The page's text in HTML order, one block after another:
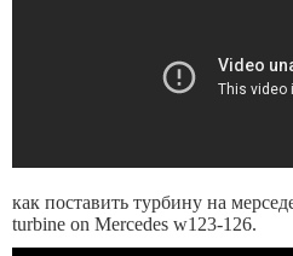
как поставить турбину на
turbine on Mercedes w123-126.